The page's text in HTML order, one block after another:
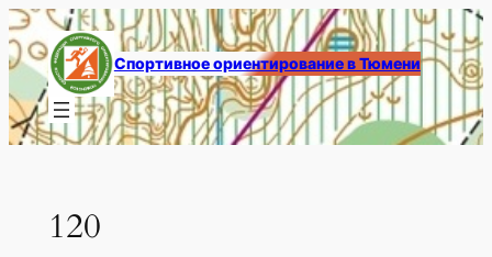
Перейти
к
содержимому
Спортивное ориентирование в Тюмени
120